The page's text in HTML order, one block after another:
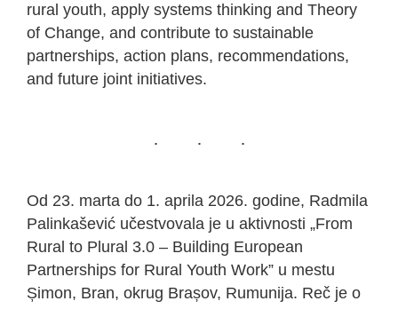
rural youth, apply systems thinking and Theory
of Change, and contribute to sustainable
partnerships, action plans, recommendations,
and future joint initiatives.
Od 23. marta do 1. aprila 2026. godine, Radmila
Palinkašević učestvovala je u aktivnosti „From
Rural to Plural 3.0 – Building European
Partnerships for Rural Youth Work” u mestu
Șimon, Bran, okrug Brașov, Rumunija. Reč je o